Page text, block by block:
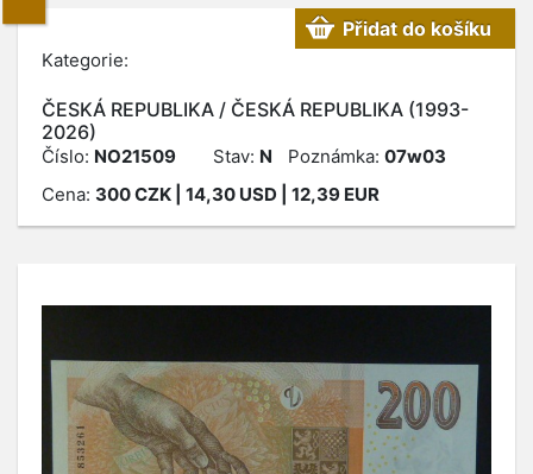
Kategorie:
ČESKÁ REPUBLIKA / ČESKÁ REPUBLIKA (1993-
2026)
Přidat do košíku
Číslo: NO21509 Stav: N Poznámka: 07w03
Cena: 300CZK | 14,30 USD | 12,39 EUR